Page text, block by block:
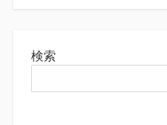
検索